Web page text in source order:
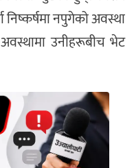
निष्कर्षमा नपुगेको अवस्था
अवस्थामा उनीहरूबीच भेट